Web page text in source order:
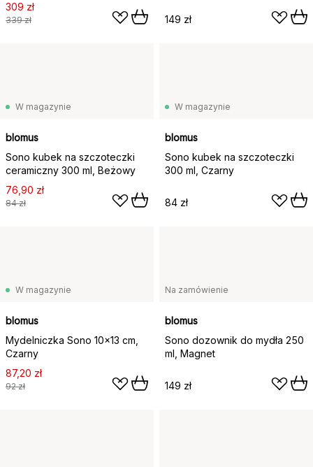
309 zł
339 zł 149 zł
W magazynie
blomus
Sono kubek na szczoteczki
ceramiczny 300 ml, Beżowy
76,90 zł
84 zł
W magazynie
blomus
Sono kubek na szczoteczki
300 ml, Czarny
84 zł
W magazynie
blomus
Mydelniczka Sono 10x13 cm,
Czarny
87,20 zł
92 zł
Na zamówienie
blomus
Sono dozownik do mydła 250
ml, Magnet
149 zł